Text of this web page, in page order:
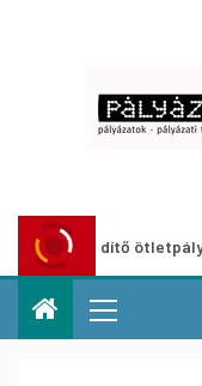
ötletpályázat